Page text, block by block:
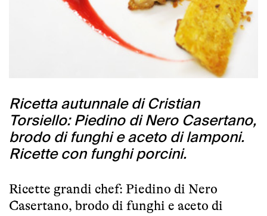
Ricetta autunnale di Cristian
Torsiello: Piedino di Nero Casertano,
brodo di funghi e aceto di lamponi.
Ricette con funghi porcini.
Ricette grandi chef: Piedino di Nero
Casertano, brodo di funghi e aceto di